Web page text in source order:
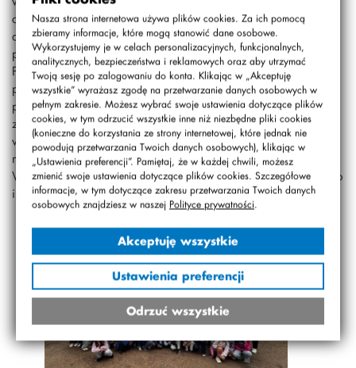
Nasza strona internetowa używa plików cookies. Za ich pomocą
zbieramy informacje, które mogą stanowić dane osobowe.
Wykorzystujemy je w celach personalizacyjnych, funkcjonalnych,
analitycznych, bezpieczeństwa i reklamowych oraz aby utrzymać
Twoją sesję po zalogowaniu do konta. Klikając w „Akceptuję
wszystkie” wyrażasz zgodę na przetwarzanie danych osobowych w
pełnym zakresie. Możesz wybrać swoje ustawienia dotyczące plików
cookies, w tym odrzucić wszystkie inne niż niezbędne pliki cookies
(konieczne do korzystania ze strony internetowej, które jednak nie
powodują przetwarzania Twoich danych osobowych), klikając w
„Ustawienia preferencji”. Pamiętaj, że w każdej chwili, możesz
zmienić swoje ustawienia dotyczące plików cookies. Szczegółowe
informacje, w tym dotyczące zakresu przetwarzania Twoich danych
osobowych znajdziesz w naszej Polityce prywatności.
Akceptuję wszystkie
Ustawienia preferencji
Odrzuć wszystkie
codziennym Wielkopolan. Zajęcia były nie tylko pouczające,
ale również bardzo zabawne – każdy mógł poczuć się jak
prawdziwy pyrkowy ekspert!
Po Poznaniu oprowadzał nas niezwykle charyzmatyczny i
pełen pasji przewodnik – pan Marcin, który w ciekawy i
przystępny sposób opowiadał o historii miasta, jego
zabytkach i legendach. Dzięki niemu uczniowie z jeszcze
większym zainteresowaniem chłonęli wiedzę i zadawali
mnóstwo pytań.
Wycieczka była nie tylko lekcją historii, ale również okazją do
integracji i wspólnego spędzenia czasu.